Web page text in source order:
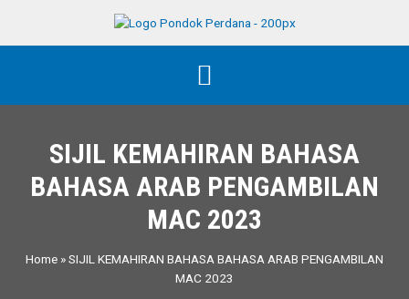
SIJIL KEMAHIRAN BAHASA
BAHASA ARAB PENGAMBILAN
MAC 2023
Home »SIJIL KEMAHIRAN BAHASA BAHASA ARAB PENGAMBILAN
MAC 2023